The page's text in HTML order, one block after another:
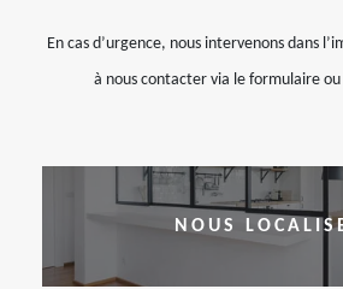
En cas d’urgence, nous intervenons dans
à nous contacter via le formulaire ou
NOUS